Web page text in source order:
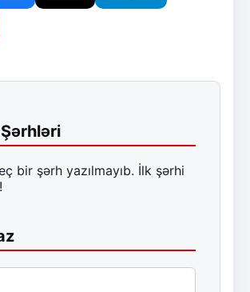
bir şərh yazılmayıb. İlk şərhi